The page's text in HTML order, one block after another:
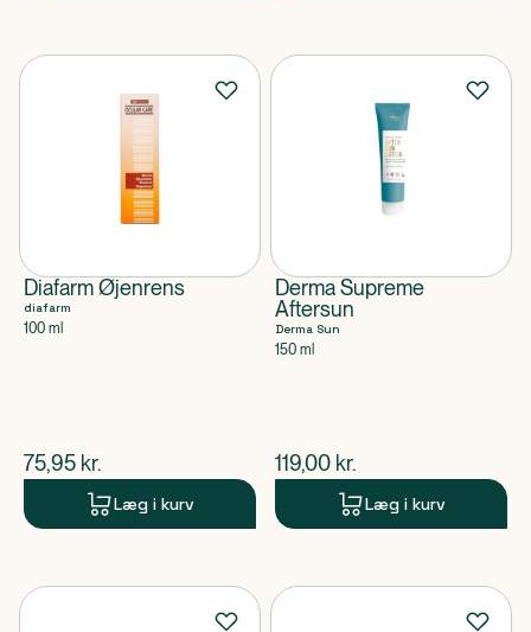
Diafarm Øjenrens
diafarm
100 ml
$nuværende pris
75,95 kr.
Læg i kurv
Derma Supreme
Aftersun
Derma Sun
150 ml
$nuværende pris
119,00 kr.
Læg i kurv